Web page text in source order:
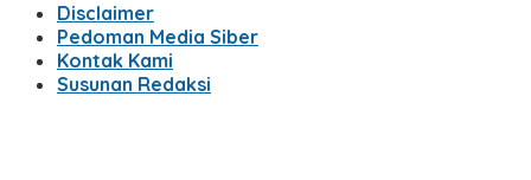
Disclaimer
Pedoman Media Siber
Kontak Kami
Susunan Redaksi